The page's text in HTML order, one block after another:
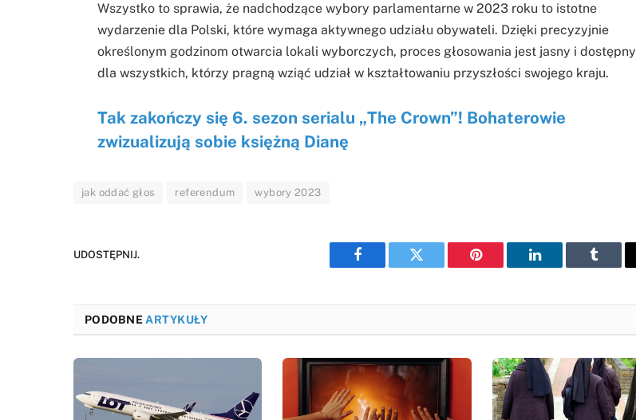
Wszystko to sprawia, że nadchodzące wybory parlamentarne w 2023 roku to istotne
wydarzenie dla Polski, które wymaga aktywnego udziału obywateli. Dzięki precyzyjnie
określonym godzinom otwarcia lokali wyborczych, proces głosowania jest jasny i dostępny
dla wszystkich, którzy pragną wziąć udział w kształtowaniu przyszłości swojego kraju.
Tak zakończy się 6. sezon serialu „The Crown”! Bohaterowie
zwizualizują sobie księżną Dianę
jak oddać głos referendum wybory 2023
UDOSTĘPNIJ.
Facebook Twitter Pinterest LinkedIn Tumblr
PODOBNE ARTYKUŁY